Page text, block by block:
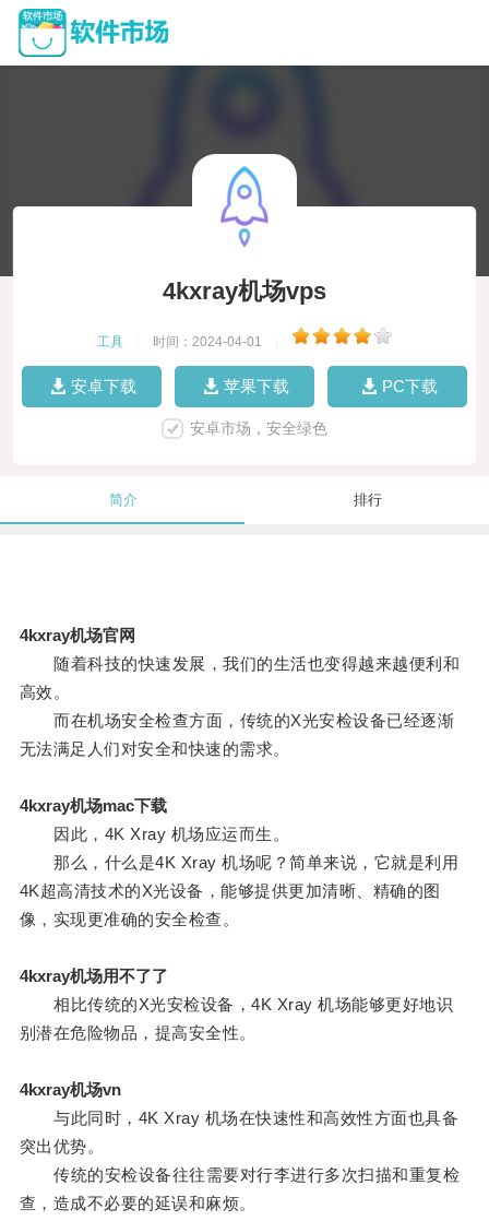
4kxray机场vps
工具 时间：2024-04-01
安卓下载 苹果下载 PC下载
安卓市场，安全绿色
简介 排行
4kxray机场官网
随着科技的快速发展，我们的生活也变得越来越便利和
高效。
而在机场安全检查方面，传统的X光安检设备已经逐渐
无法满足人们对安全和快速的需求。
4kxray机场mac下载
因此，4K Xray 机场应运而生。
那么，什么是4K Xray 机场呢？简单来说，它就是利用
4K超高清技术的X光设备，能够提供更加清晰、精确的图
像，实现更准确的安全检查。
4kxray机场用不了了
相比传统的X光安检设备，4K Xray 机场能够更好地识
别潜在危险物品，提高安全性。
4kxray机场vn
与此同时，4K Xray 机场在快速性和高效性方面也具备
突出优势。
传统的安检设备往往需要对行李进行多次扫描和重复检
查，造成不必要的延误和麻烦。